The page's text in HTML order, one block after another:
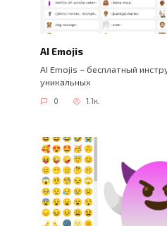
AI Emojis
AI Emojis – бесплатный
уникальных
0 1.1к.